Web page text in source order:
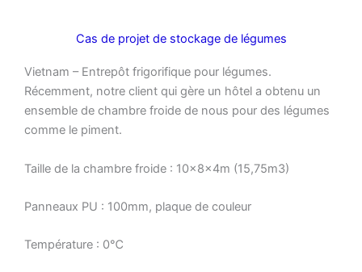
Cas de projet de stockage de légumes
Vietnam – Entrepôt frigorifique pour légumes.
Récemment, notre client qui gère un hôtel a obtenu un
ensemble de chambre froide de nous pour des légumes
comme le piment.
Taille de la chambre froide : 10×8x4m (15,75m3)
Panneaux PU : 100mm, plaque de couleur
Température : 0℃